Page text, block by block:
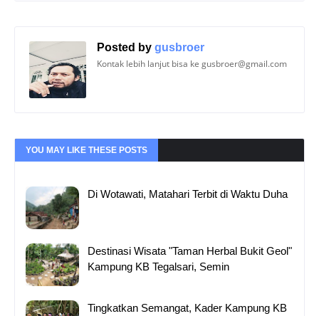
Posted by gusbroer
Kontak lebih lanjut bisa ke gusbroer@gmail.com
YOU MAY LIKE THESE POSTS
Di Wotawati, Matahari Terbit di Waktu Duha
Destinasi Wisata "Taman Herbal Bukit Geol"
Kampung KB Tegalsari, Semin
Tingkatkan Semangat, Kader Kampung KB